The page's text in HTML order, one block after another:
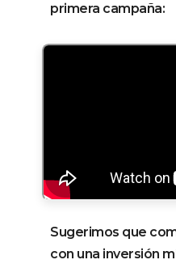
primera campaña:
Sugerimos que
con una inversión